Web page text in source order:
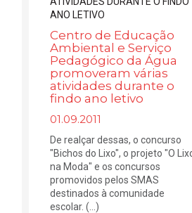
Centro de Educação
Ambiental e Serviço
Pedagógico da Água
promoveram várias
atividades durante o
findo ano letivo
01.09.2011
De realçar dessas, o concurso
"Bichos do Lixo", o projeto "O
na Moda" e os concursos
promovidos pelos SMAS
destinados à comunidade
escolar. (...)